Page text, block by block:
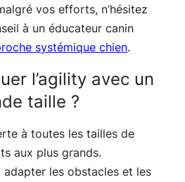
vos efforts, n’hésitez
à un éducateur canin
systémique chien.
l’agility avec un
taille ?
à toutes les tailles de
aux plus grands.
adapter les obstacles et les